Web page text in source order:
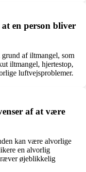
en person bliver
af iltmangel, som
iltmangel, hjertestop,
luftvejsproblemer.
af at være
kan være alvorlige
en alvorlig
øjeblikkelig